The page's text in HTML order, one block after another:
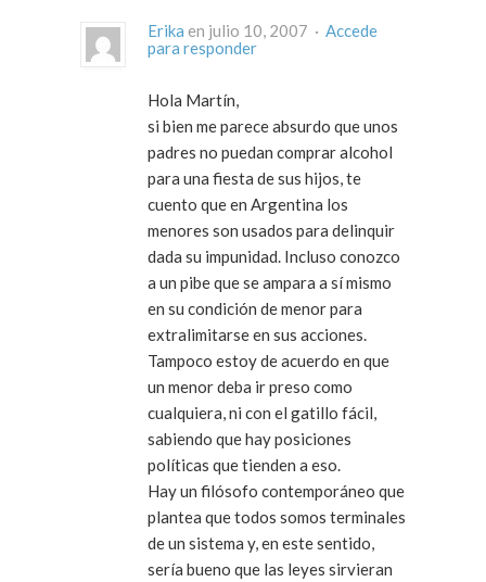
Erika en julio 10, 2007 · Accede
para responder
Hola Martín,
si bien me parece absurdo que unos
padres no puedan comprar alcohol
para una fiesta de sus hijos, te
cuento que en Argentina los
menores son usados para delinquir
dada su impunidad. Incluso conozco
a un pibe que se ampara a sí mismo
en su condición de menor para
extralimitarse en sus acciones.
Tampoco estoy de acuerdo en que
un menor deba ir preso como
cualquiera, ni con el gatillo fácil,
sabiendo que hay posiciones
políticas que tienden a eso.
Hay un filósofo contemporáneo que
plantea que todos somos terminales
de un sistema y, en este sentido,
sería bueno que las leyes sirvieran